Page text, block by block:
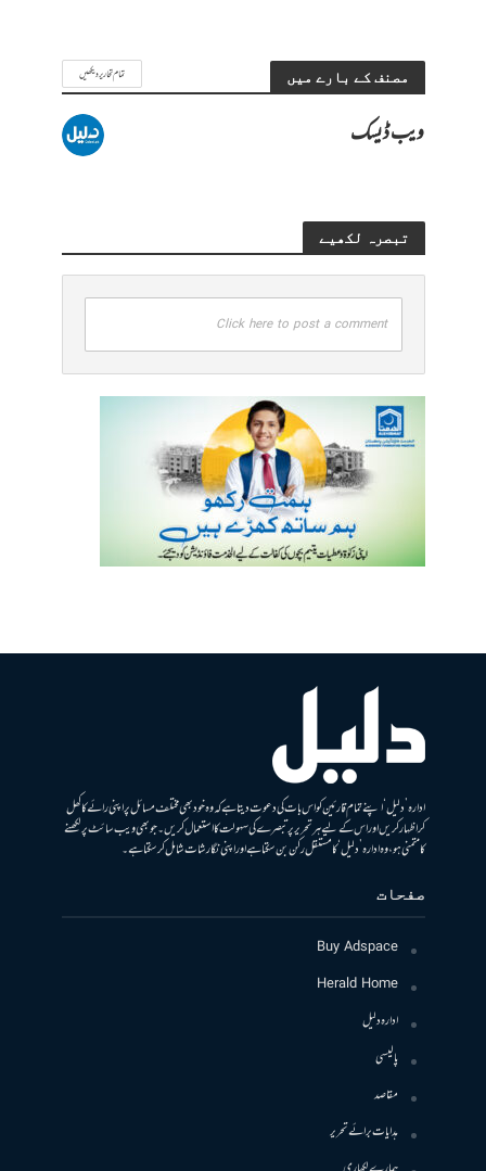
مصنف کے بارے میں تمام تحاریر دیکھیں
ویب ڈیسک
تبصرہ لکھیے
Click here to post a comment
ادارہ ’دلیل‘ اپنے تمام قارئین کو اس بات کی دعوت دیتا ہے کہ وہ خود بھی مختلف مسائل پر اپنی رائے کا کھل
کر اظہار کریں اور اس کے لیے ہر تحریر پر تبصرے کی سہولت کا استعمال کریں۔ جو بھی ویب سائٹ پر لکھنے
کا متمنی ہو، وہ ادارہ ’دلیل‘ کا مستقل رکن بن سکتا ہے اور اپنی نگارشات شامل کرسکتا ہے۔
صفحات
Buy Adspace
Herald Home
ادارہ دلیل
پالیسی
مقاصد
ہدایات برائے تحریر